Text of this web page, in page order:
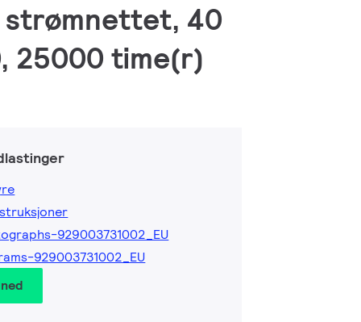
strømnettet, 40
25000 time(r)
929003731002_EU
929003731002_EU